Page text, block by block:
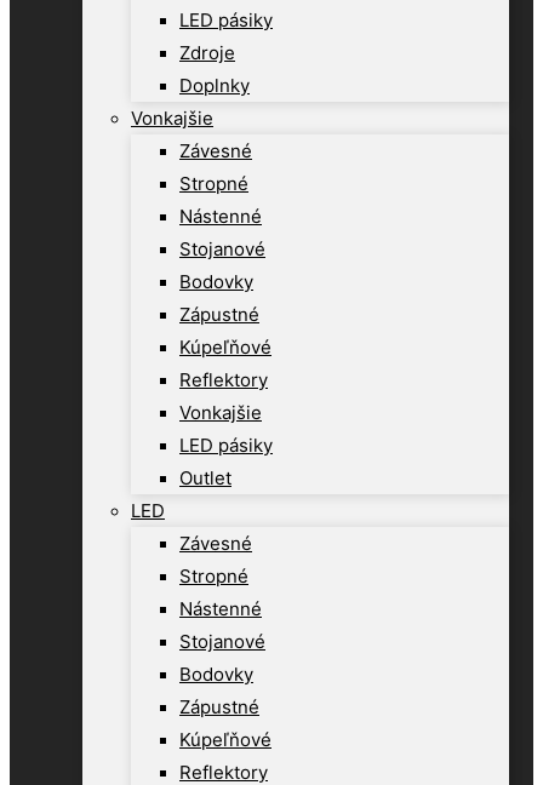
LED pásiky
Zdroje
Doplnky
Vonkajšie
Závesné
Stropné
Nástenné
Stojanové
Bodovky
Zápustné
Kúpeľňové
Reflektory
Vonkajšie
LED pásiky
Outlet
LED
Závesné
Stropné
Nástenné
Stojanové
Bodovky
Zápustné
Kúpeľňové
Reflektory